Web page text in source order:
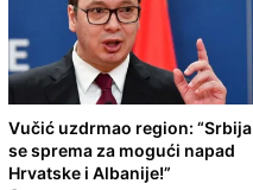
Vučić uzdrmao region: “Srbija
se sprema za mogući napad
Hrvatske i Albanije!”